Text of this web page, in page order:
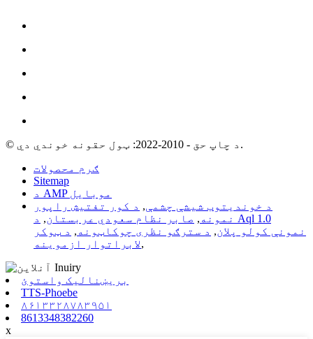
© د چاپ حق - 2010-2022: ټول حقونه خوندي دي.
ګرم محصولات
Sitemap
د AMP موبایل
د خوندیتوب شیشې چشمې, د کور تفتیش راپور
نمونه , صابر نظام سعودي عربستان, د Aql 1.0
نمونې کولو پلان, د سترګو نظری چوکاټونه , د ټوکر
لابراتوار ازموینه,
بریښنالیک واستوئ
TTS-Phoebe
۸۶۱۳۳۲۸۷۸۳۹۵۱
8613348382260
x